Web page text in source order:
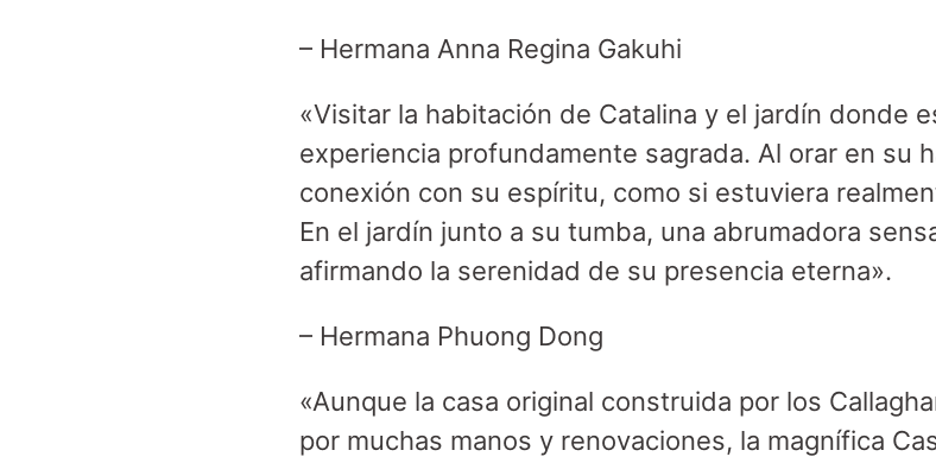
– Hermana Anna Regina Gakuhi
«Visitar la habitación de Catalina y el jardín donde
experiencia profundamente sagrada. Al orar en su
conexión con su espíritu, como si estuviera
En el jardín junto a su tumba, una abrumadora
afirmando la serenidad de su presencia eterna».
– Hermana Phuong Dong
«Aunque la casa original construida por los
por muchas manos y renovaciones, la magnífica